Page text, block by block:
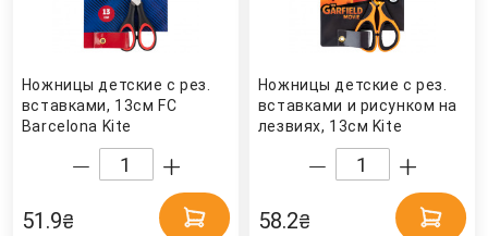
Ножницы детские с рез.
вставками, 13см FC
Barcelona Kite
51.9₴
Ножницы детские с рез.
вставками и рисунком на
лезвиях, 13см Kite
58.2₴